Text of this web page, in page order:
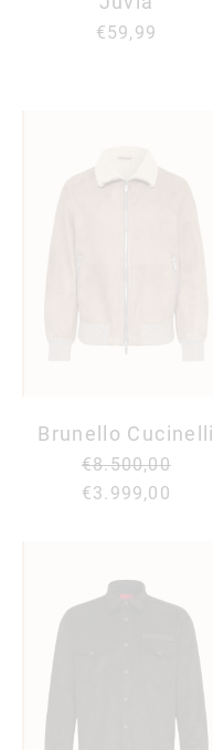
€59,99
Brunello Cucinelli
€8.500,00
€3.999,00